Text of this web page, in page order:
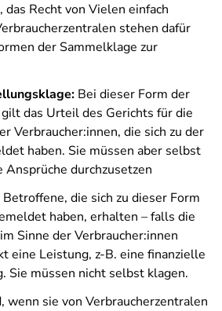
Recht von Vielen einfach
stehen dafür
der Sammelklage zur
Bei dieser Form der
das Urteil des Gerichts für die
Verbraucher:innen, die sich zu der
haben. Sie müssen aber selbst
Ansprüche durchzusetzen
Betroffene, die sich zu dieser Form
haben, erhalten – falls die
Sinne der Verbraucher:innen
eine Leistung, z-B. eine finanzielle
Sie müssen nicht selbst klagen.
wenn sie von Verbraucherzentralen